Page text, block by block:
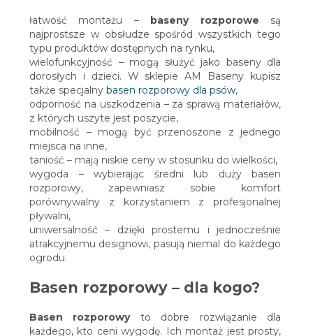
łatwość montażu – baseny rozporowe są
najprostsze w obsłudze spośród wszystkich tego
typu produktów dostępnych na rynku,
wielofunkcyjność – mogą służyć jako baseny dla
dorosłych i dzieci. W sklepie AM Baseny kupisz
także specjalny basen rozporowy dla psów,
odporność na uszkodzenia – za sprawą materiałów,
z których uszyte jest poszycie,
mobilność – mogą być przenoszone z jednego
miejsca na inne,
taniość – mają niskie ceny w stosunku do wielkości,
wygoda – wybierając średni lub duży basen
rozporowy, zapewniasz sobie komfort
porównywalny z korzystaniem z profesjonalnej
pływalni,
uniwersalność – dzięki prostemu i jednocześnie
atrakcyjnemu designowi, pasują niemal do każdego
ogrodu.
Basen rozporowy – dla kogo?
Basen rozporowyto dobre rozwiązanie dla
każdego, kto ceni wygodę. Ich montaż jest prosty,